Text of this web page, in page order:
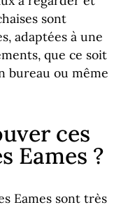
sont
adaptées à une
que ce soit
bureau ou même
ces
Eames ?
Eames sont très